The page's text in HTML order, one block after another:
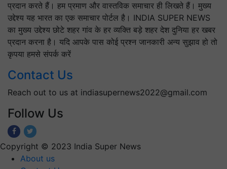
प्रदान करते हैं। हम प्रमाण और वास्तविक समाचार ही लिखते हैं। मुख्य
उद्देश्य यह भारत का एक समाचार पोर्टल है। INDIA SUPER NEWS
का मुख्य उद्देश्य छोटे शहर गांव के हर व्यक्ति बड़े शहर देश दुनिया हर खबर
प्रदान करना है। यदि आपके पास कोई प्रश्न जानकारी अन्य सुझाव हो तो
कृपया हमसे संपर्क करें
Contact Us
Reach out to us at indiasupernews2022@gmail.com
Follow Us
Copyright © 2023 India Super News
About us